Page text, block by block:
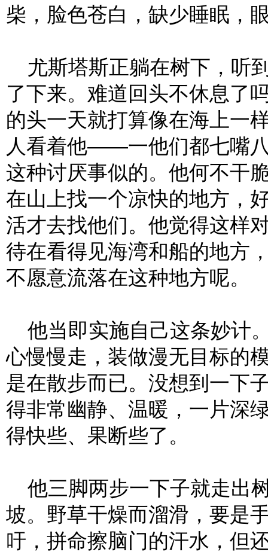
柴，脸色苍白，缺少睡眠，
尤斯塔斯正躺在树下，听
了下来。难道回头不休息了
的头一天就打算像在海上一
人看着他——一他们都七嘴
这种讨厌事似的。他何不干
在山上找一个凉快的地方，
活才去找他们。他觉得这样
待在看得见海湾和船的地方
不愿意流落在这种地方呢。
他当即实施自己这条妙计
心慢慢走，装做漫无目标的
是在散步而已。没想到一下
得非常幽静、温暖，一片深
得快些、果断些了。
他三脚两步一下子就走出
坡。野草干燥而溜滑，要是
吁，拼命擦脑门的汗水，但